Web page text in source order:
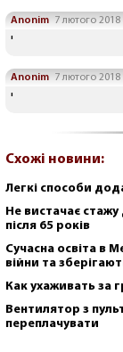
Anonim 7 лютого 2018
'
Anonim 7 лютого 2018
'
Схожі новини:
Легкі способи
Не вистачає
після 65 років
Сучасна освіта в
війни та
Как ухаживать за
Вентилятор з
переплачувати